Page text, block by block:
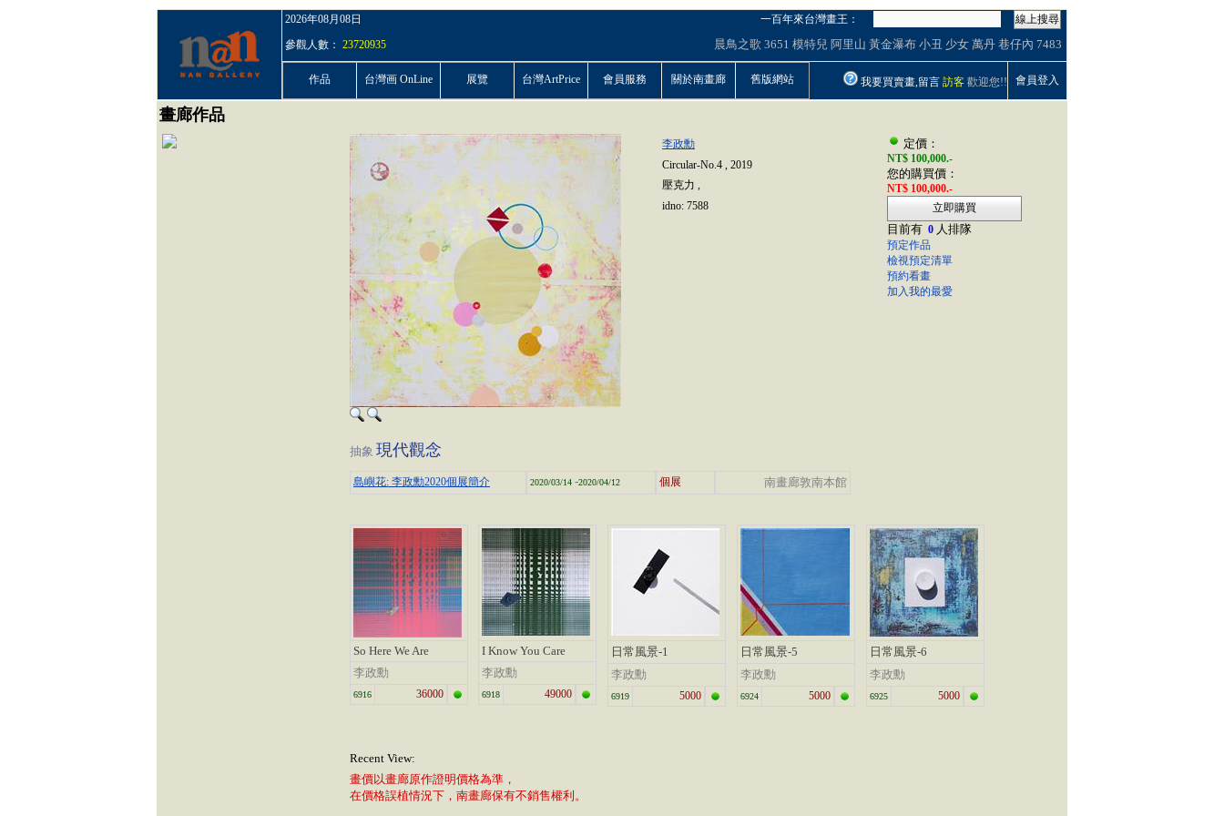
2026年08月08日 一百年來台灣畫王：
線上搜尋
參觀人數： 23720935 晨鳥之歌 3651 模特兒 阿里山 黃金瀑布 小丑 少女 萬丹 巷仔內 7483
作品 台灣画 OnLine 展覽 台灣ArtPrice 會員服務 關於南畫廊 舊版網站 我要買賣畫,留言 訪客 歡迎您!! 會員登入
畫廊作品
李政勳
Circular-No.4 , 2019
壓克力 ,
idno: 7588
定價：
NT$ 100,000.-
您的購買價：
NT$ 100,000.-
立即購買
目前有 0 人排隊
預定作品
檢視預定清單
預約看畫
加入我的最愛
抽象 現代觀念
島嶼花: 李政勳2020個展簡介 2020/03/14 -2020/04/12 個展 南畫廊敦南本館
So Here We Are
李政勳
6916 36000
I Know You Care
李政勳
6918 49000
日常風景-1
李政勳
6919 5000
日常風景-5
李政勳
6924 5000
日常風景-6
李政勳
6925 5000
Recent View:
畫價以畫廊原作證明價格為準，
在價格誤植情況下，南畫廊保有不銷售權利。